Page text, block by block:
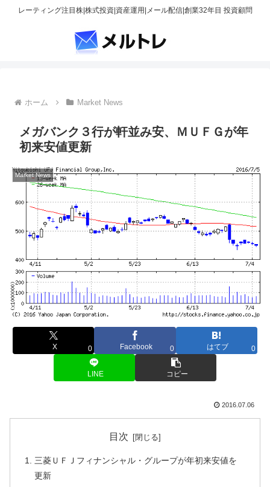
レーティング注目株|株式投資|資産運用|メール配信|創業32年目 投資顧問
ホーム Market News
メガバンク３行が軒並み安、ＭＵＦＧが年
初来安値更新
Market News
X 0 Facebook 0 はてブ 0
LINE コピー
2016.07.06
目次
三菱ＵＦＪフィナンシャル・グループが年初来安値を
更新